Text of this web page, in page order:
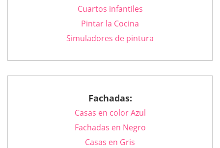
Cuartos infantiles
Pintar la Cocina
Simuladores de pintura
Fachadas:
Casas en color Azul
Fachadas en Negro
Casas en Gris